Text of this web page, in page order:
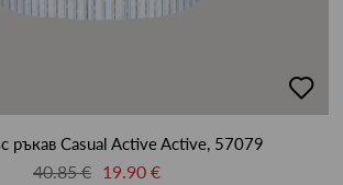
в
ръкав Casual Active Active, 57079
40.85 € 19.90 €